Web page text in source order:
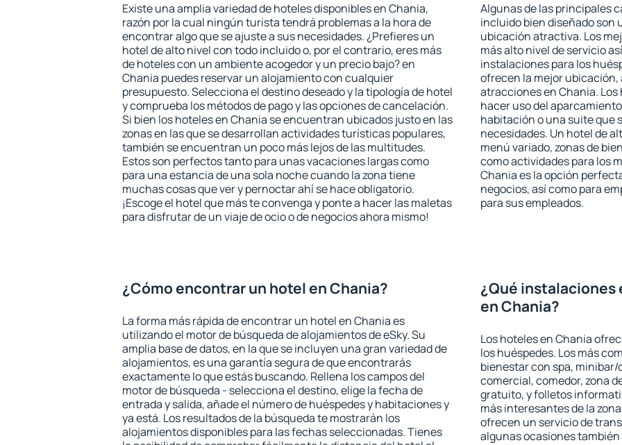
Existe una amplia variedad de hoteles disponibles en Chania,
razón por la cual ningún turista tendrá problemas a la hora de
encontrar algo que se ajuste a sus necesidades. ¿Prefieres un
hotel de alto nivel con todo incluido o, por el contrario, eres más
de hoteles con un ambiente acogedor y un precio bajo? en
Chania puedes reservar un alojamiento con cualquier
presupuesto. Selecciona el destino deseado y la tipología de hotel
y comprueba los métodos de pago y las opciones de cancelación.
Si bien los hoteles en Chania se encuentran ubicados justo en las
zonas en las que se desarrollan actividades turísticas populares,
también se encuentran un poco más lejos de las multitudes.
Estos son perfectos tanto para unas vacaciones largas como
para una estancia de una sola noche cuando la zona tiene
muchas cosas que ver y pernoctar ahí se hace obligatorio.
¡Escoge el hotel que más te convenga y ponte a hacer las maletas
para disfrutar de un viaje de ocio o de negocios ahora mismo!
Algunas de las principales
incluido bien diseñado son
ubicación atractiva. Los
más alto nivel de servicio
instalaciones para los
ofrecen la mejor ubicación,
atracciones en Chania.
hacer uso del
habitación o una suite que
necesidades. Un hotel de
menú variado, zonas de
como actividades para los
Chania es la opción
negocios, así como para
para sus empleados.
¿Cómo encontrar un hotel en Chania?
La forma más rápida de encontrar un hotel en Chania es
utilizando el motor de búsqueda de alojamientos de eSky. Su
amplia base de datos, en la que se incluyen una gran variedad de
alojamientos, es una garantía segura de que encontrarás
exactamente lo que estás buscando. Rellena los campos del
motor de búsqueda - selecciona el destino, elige la fecha de
entrada y salida, añade el número de huéspedes y habitaciones y
ya está. Los resultados de la búsqueda te mostrarán los
alojamientos disponibles para las fechas seleccionadas. Tienes
¿Qué
en Chania?
Los hoteles en Chania
los huéspedes. Los más
bienestar con spa,
comercial, comedor, zona
gratuito, y folletos
más interesantes de la
ofrecen un servicio de
algunas ocasiones